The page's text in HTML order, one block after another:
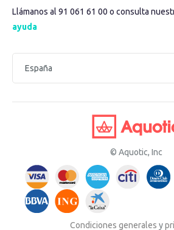
Llámanos al 91 061 61 00 o consulta
ayuda
© Aquotic, Inc
Condiciones generales y